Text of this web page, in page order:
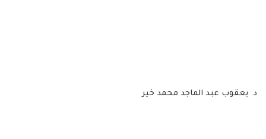
د. يعقوب عبد الماجد محمد خير